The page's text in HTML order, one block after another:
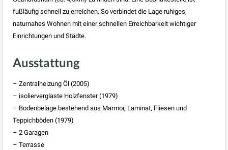
fußläufig schnell zu erreichen. So verbindet die Lage ruhiges,
naturnahes Wohnen mit einer schnellen Erreichbarkeit wichtiger
Einrichtungen und Städte.
Ausstattung
– Zentralheizung Öl (2005)
– isolierverglaste Holzfenster (1979)
– Bodenbeläge bestehend aus Marmor, Laminat, Fliesen und
Teppichböden (1979)
– 2 Garagen
– Terrasse